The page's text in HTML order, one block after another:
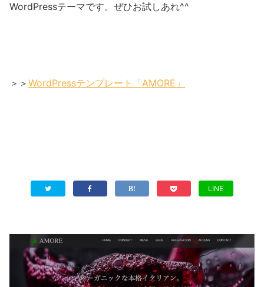
WordPressテーマです。ぜひお試しあれ^^
＞＞ WordPressテンプレート「AMORE」
LINE